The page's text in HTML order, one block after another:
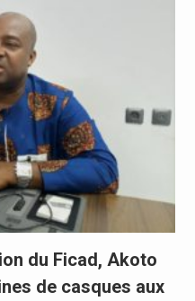
du Ficad, Akoto
de casques aux